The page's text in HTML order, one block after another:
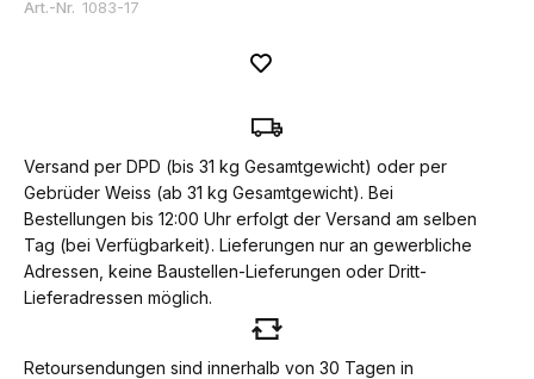
Art.-Nr. 1083-17
Versand per DPD (bis 31 kg Gesamtgewicht) oder per
Gebrüder Weiss (ab 31 kg Gesamtgewicht). Bei
Bestellungen bis 12:00 Uhr erfolgt der Versand am selben
Tag (bei Verfügbarkeit). Lieferungen nur an gewerbliche
Adressen, keine Baustellen-Lieferungen oder Dritt-
Lieferadressen möglich.
Retoursendungen sind innerhalb von 30 Tagen in